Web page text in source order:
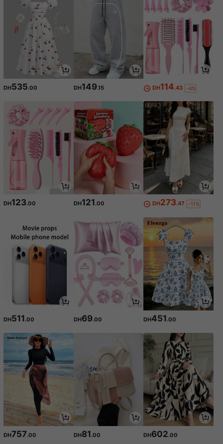
DH535.00 DH149.15 DH114.43 -4%
DH123.00 DH121 .00 DH273.47 -11%
DH511.00 DH69.00 DH451.00
DH757.00 DH81.00 DH602.00